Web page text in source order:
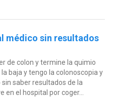
médico sin resultados
de colon y termine la quimio
baja y tengo la colonoscopia y
saber resultados de la
el hospital por coger...